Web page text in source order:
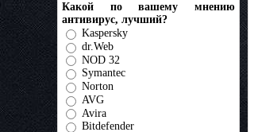
Какой по вашему мнению
антивирус, лучший?
Kaspersky
dr.Web
NOD 32
Symantec
Norton
AVG
Avira
Bitdefender